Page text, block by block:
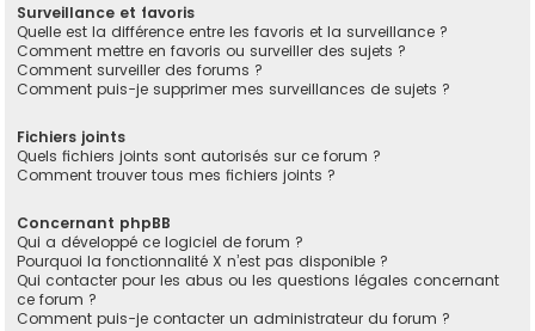
Surveillance et favoris
Quelle est la différence entre les favoris et la surveillance ?
Comment mettre en favoris ou surveiller des sujets ?
Comment surveiller des forums ?
Comment puis-je supprimer mes surveillances de sujets ?
Fichiers joints
Quels fichiers joints sont autorisés sur ce forum ?
Comment trouver tous mes fichiers joints ?
Concernant phpBB
Qui a développé ce logiciel de forum ?
Pourquoi la fonctionnalité X n’est pas disponible ?
Qui contacter pour les abus ou les questions légales concernant
ce forum ?
Comment puis-je contacter un administrateur du forum ?